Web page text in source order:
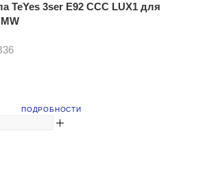
TeYes 3ser E92 CCC LUX1 для
ПОДРОБНОСТИ